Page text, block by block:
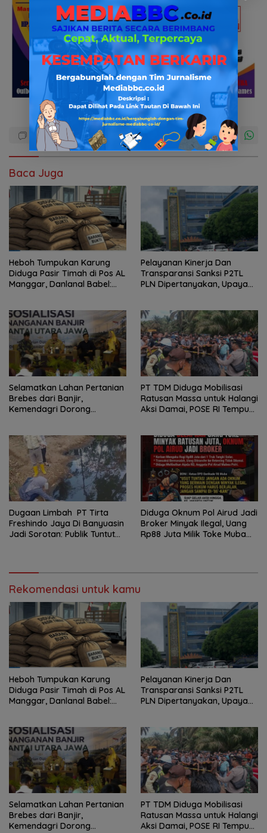
Baca Juga
Heboh Tumpukan Karung
Diduga Pasir Timah di Pos AL
Manggar, Danlanal Babel:
Pelayanan Kinerja Dan
Transparansi Sanksi P2TL
PLN Dipertanyakan, Upaya
Selamatkan Lahan Pertanian
Brebes dari Banjir,
Kemendagri Dorong
PT TDM Diduga Mobilisasi
Ratusan Massa untuk Halangi
Aksi Damai, POSE RI Tempuh
Dugaan Limbah PT Tirta
Freshindo Jaya Di Banyuasin
Jadi Sorotan: Publik Tuntut
Diduga Oknum Pol Airud Jadi
Broker Minyak Ilegal, Uang
Rp88 Juta Milik Toke Muba
Rekomendasi untuk kamu
Heboh Tumpukan Karung
Diduga Pasir Timah di Pos AL
Manggar, Danlanal Babel:
Pelayanan Kinerja Dan
Transparansi Sanksi P2TL
PLN Dipertanyakan, Upaya
Selamatkan Lahan Pertanian
Brebes dari Banjir,
Kemendagri Dorong
PT TDM Diduga Mobilisasi
Ratusan Massa untuk Halangi
Aksi Damai, POSE RI Tempuh